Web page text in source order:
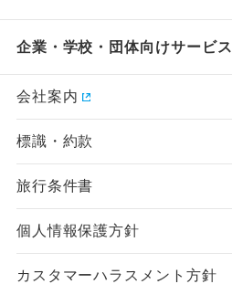
企業・学校・団体向けサービス
会社案内
標識・約款
旅行条件書
個人情報保護方針
カスタマーハラスメント方針